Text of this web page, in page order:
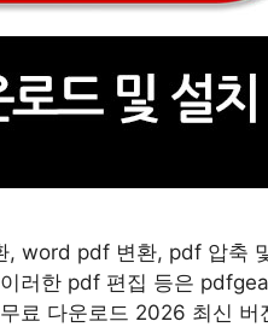
word pdf 변환, pdf 압축
러한 pdf 편집 등은
료 다운로드 2026 최신